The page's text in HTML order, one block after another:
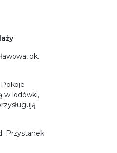
ok.
w lodówki,
Przystanek